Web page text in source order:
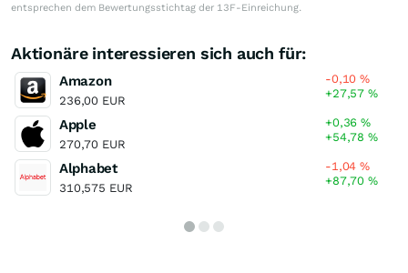
entsprechen dem Bewertungsstichtag der 13F-Einreichung.
Aktionäre interessieren sich auch für:
Amazon
236,00 EUR
-0,10%
+27,57%
Apple
270,70 EUR
+0,36%
+54,78%
Alphabet
310,575 EUR
-1,04%
+87,70%